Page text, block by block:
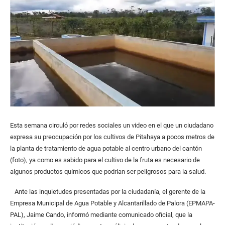
Esta semana circuló por redes sociales un video en el que un ciudadano
expresa su preocupación por los cultivos de Pitahaya a pocos metros de
la planta de tratamiento de agua potable al centro urbano del cantón
(foto), ya como es sabido para el cultivo de la fruta es necesario de
algunos productos químicos que podrían ser peligrosos para la salud.
Ante las inquietudes presentadas por la ciudadanía, el gerente de la
Empresa Municipal de Agua Potable y Alcantarillado de Palora (EPMAPA-
PAL), Jaime Cando, informó mediante comunicado oficial, que la